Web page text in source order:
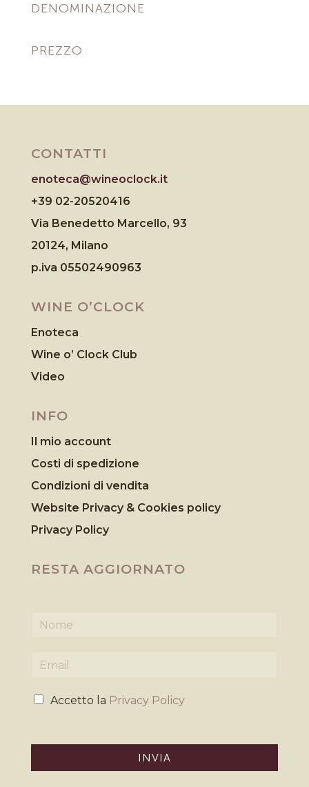
DENOMINAZIONE
PREZZO
CONTATTI
enoteca@wineoclock.it
+39 02-20520416
Via Benedetto Marcello, 93
20124, Milano
p.iva 05502490963
WINE O’CLOCK
Enoteca
Wine o’ Clock Club
Video
INFO
Il mio account
Costi di spedizione
Condizioni di vendita
Website Privacy & Cookies policy
Privacy Policy
RESTA AGGIORNATO
m
iP
Accetto la Privacy Policy
INVIA